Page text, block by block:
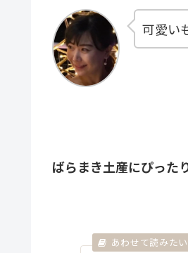
可愛い
ばらまき土産にぴった